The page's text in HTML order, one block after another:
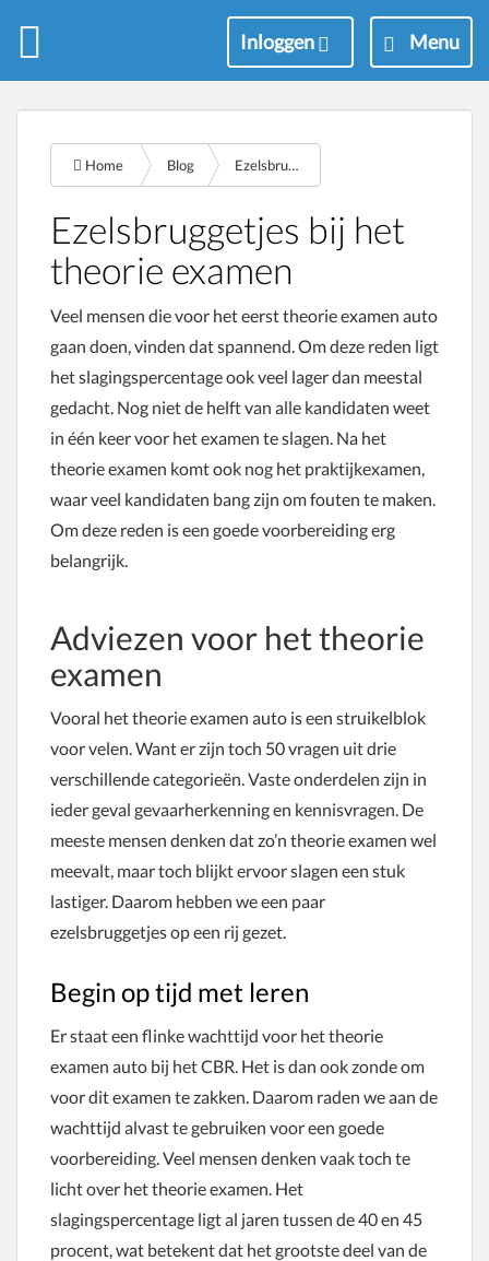
M
e
Menu
Inloggen
Home Blog Ezelsbruggetjes
Ezelsbruggetjes bij het
theorie examen
Veel mensen die voor het eerst theorie examen auto
gaan doen, vinden dat spannend. Om deze reden ligt
het slagingspercentage ook veel lager dan meestal
gedacht. Nog niet de helft van alle kandidaten weet
in één keer voor het examen te slagen. Na het
theorie examen komt ook nog het praktijkexamen,
waar veel kandidaten bang zijn om fouten te maken.
Om deze reden is een goede voorbereiding erg
belangrijk.
Adviezen voor het theorie
examen
Vooral het theorie examen auto is een struikelblok
voor velen. Want er zijn toch 50 vragen uit drie
verschillende categorieën. Vaste onderdelen zijn in
ieder geval gevaarherkenning en kennisvragen. De
meeste mensen denken dat zo’n theorie examen wel
meevalt, maar toch blijkt ervoor slagen een stuk
lastiger. Daarom hebben we een paar
ezelsbruggetjes op een rij gezet.
Begin op tijd met leren
Er staat een flinke wachttijd voor het theorie
examen auto bij het CBR. Het is dan ook zonde om
voor dit examen te zakken. Daarom raden we aan de
wachttijd alvast te gebruiken voor een goede
voorbereiding. Veel mensen denken vaak toch te
licht over het theorie examen. Het
slagingspercentage ligt al jaren tussen de 40 en 45
procent, wat betekent dat het grootste deel van de